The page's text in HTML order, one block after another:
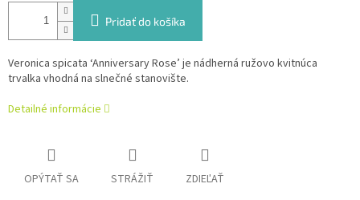
Pridať do košíka
Veronica spicata ‘Anniversary Rose’ je nádherná ružovo kvitnúca
trvalka vhodná na slnečné stanovište.
Detailné informácie
OPÝTAŤ SA STRÁŽIŤ ZDIEĽAŤ